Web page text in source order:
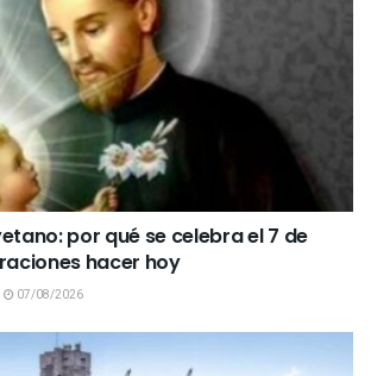
por qué se celebra el 7 de
hacer hoy
07/08/2026